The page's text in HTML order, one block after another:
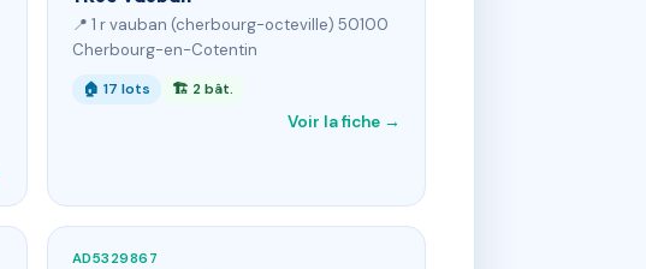
📍 1 r vauban (cherbourg-octeville) 50100
Cherbourg-en-Cotentin
🏠 17 lots 🏗 2 bât.
Voir la fiche →
AD5329867